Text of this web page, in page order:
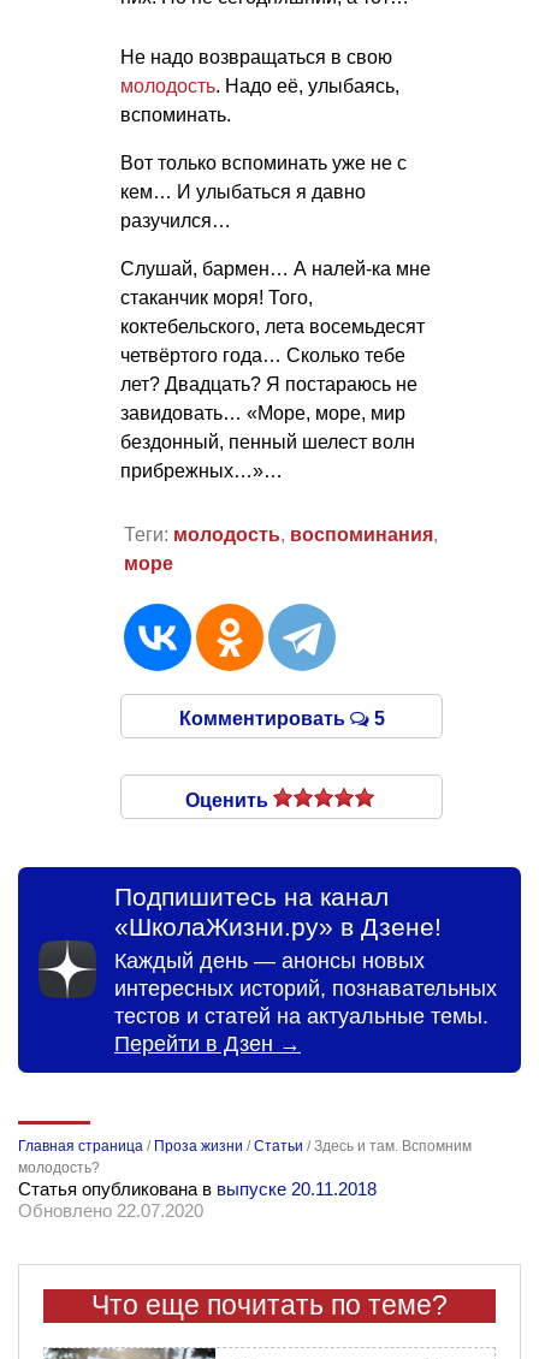
Не надо возвращаться в свою
молодость. Надо её, улыбаясь,
вспоминать.
Вот только вспоминать уже не с
кем… И улыбаться я давно
разучился…
Слушай, бармен… А налей-ка мне
стаканчик моря! Того,
коктебельского, лета восемьдесят
четвёртого года… Сколько тебе
лет? Двадцать? Я постараюсь не
завидовать… «Море, море, мир
бездонный, пенный шелест волн
прибрежных…»…
Теги: молодость, воспоминания,
море
Комментировать 5
Оценить
Подпишитесь на канал
«ШколаЖизни.ру» в Дзене!
Каждый день — анонсы новых
интересных историй, познавательных
тестов и статей на актуальные темы.
Перейти в Дзен →
Главная страница / Проза жизни /Статьи /Здесь и там. Вспомним
молодость?
Статья опубликована в выпуске 20.11.2018
Обновлено 22.07.2020
Что еще почитать по теме?